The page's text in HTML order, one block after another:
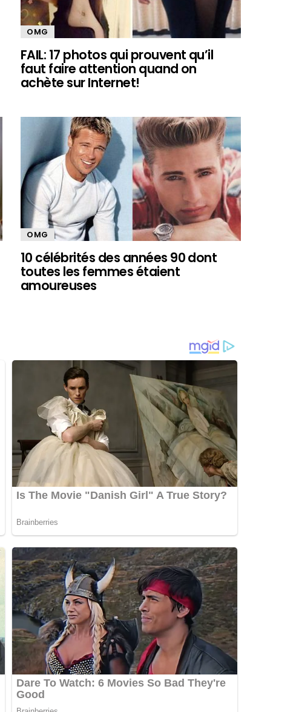
OMG
FAIL: 17 photos qui prouvent qu’il
faut faire attention quand on
achète sur Internet!
OMG
10 célébrités des années 90 dont
toutes les femmes étaient
amoureuses